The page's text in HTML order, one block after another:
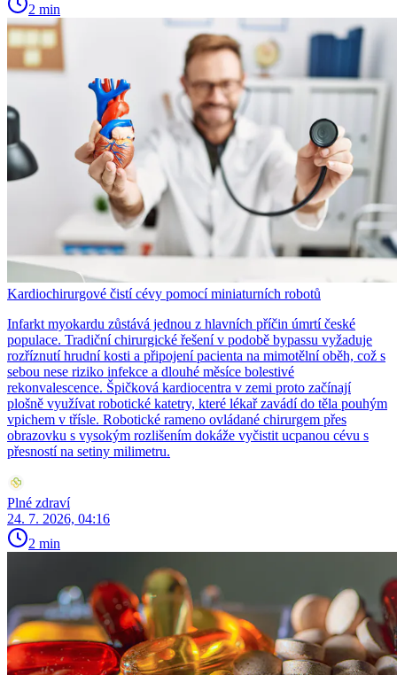
2 min
Kardiochirurgové čistí cévy pomocí miniaturních robotů
Infarkt myokardu zůstává jednou z hlavních příčin úmrtí české
populace. Tradiční chirurgické řešení v podobě bypassu vyžaduje
rozříznutí hrudní kosti a připojení pacienta na mimotělní oběh, což s
sebou nese riziko infekce a dlouhé měsíce bolestivé
rekonvalescence. Špičková kardiocentra v zemi proto začínají
plošně využívat robotické katetry, které lékař zavádí do těla pouhým
vpichem v třísle. Robotické rameno ovládané chirurgem přes
obrazovku s vysokým rozlišením dokáže vyčistit ucpanou cévu s
přesností na setiny milimetru.
Plné zdraví
24. 7. 2026, 04:16
2 min